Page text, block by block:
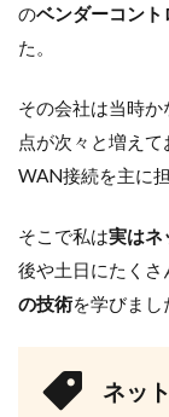
のベンダーコント
た。
その会社は当時
点が次々と増え
WAN接続を主に
そこで私は実はネ
後や土日にたくさ
の技術を学びまし
ネッ